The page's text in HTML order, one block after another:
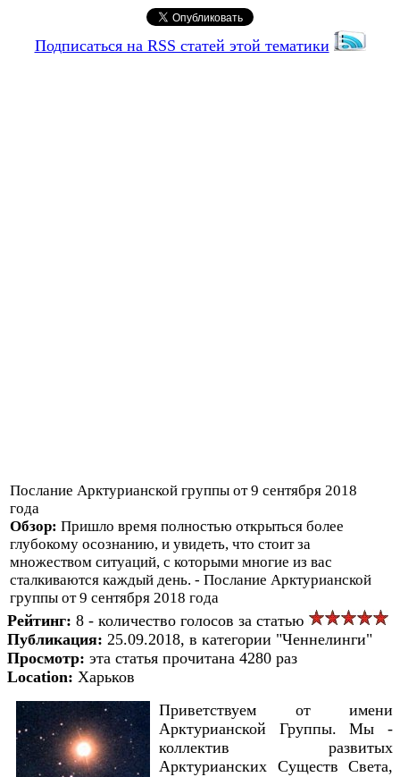
Подписаться на RSS статей этой тематики
Послание Арктурианской группы от 9 сентября 2018
года
Обзор: Пришло время полностью открыться более
глубокому осознанию, и увидеть, что стоит за
множеством ситуаций, с которыми многие из вас
сталкиваются каждый день. - Послание Арктурианской
группы от 9 сентября 2018 года
Рейтинг: 8 - количество голосов за статью
Публикация: 25.09.2018, в категории "Ченнелинги"
Просмотр: эта статья прочитана 4280 раз
Location: Харьков
Приветствуем от имени
Арктурианской Группы. Мы -
коллектив развитых
Арктурианских Существ Света,